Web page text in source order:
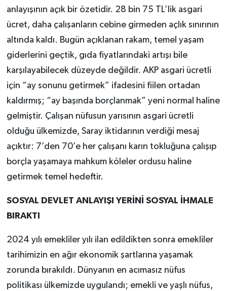
anlayışının açık bir özetidir. 28 bin 75 TL’lik asgari
ücret, daha çalışanların cebine girmeden açlık sınırının
altında kaldı. Bugün açıklanan rakam, temel yaşam
giderlerini geçtik, gıda fiyatlarındaki artışı bile
karşılayabilecek düzeyde değildir. AKP asgari ücretli
için “ay sonunu getirmek” ifadesini fiilen ortadan
kaldırmış; “ay başında borçlanmak” yeni normal haline
gelmiştir. Çalışan nüfusun yarısının asgari ücretli
olduğu ülkemizde, Saray iktidarının verdiği mesaj
açıktır: 7’den 70’e her çalışanı karın tokluğuna çalışıp
borçla yaşamaya mahkum köleler ordusu haline
getirmek temel hedeftir.
SOSYAL DEVLET ANLAYIŞI YERİNİ SOSYAL İHMALE
BIRAKTI
2024 yılı emekliler yılı ilan edildikten sonra emekliler
tarihimizin en ağır ekonomik şartlarına yaşamak
zorunda bırakıldı. Dünyanın en acımasız nüfus
politikası ülkemizde uygulandı; emekli ve yaşlı nüfus,